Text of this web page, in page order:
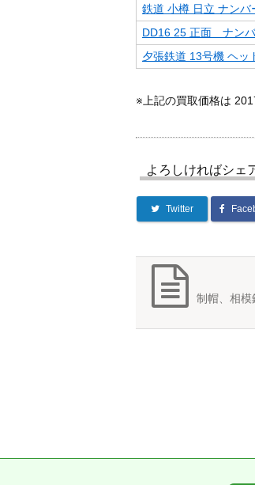
鉄道 小樽 日立 ナンバ
DD16 25 正面 ナン
夕張鉄道 13号機 ヘッ
※上記の買取価格は
よろしければシェ
Twitter
制帽、相模